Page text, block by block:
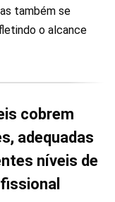
também se
o alcance
cobrem
adequadas
níveis de